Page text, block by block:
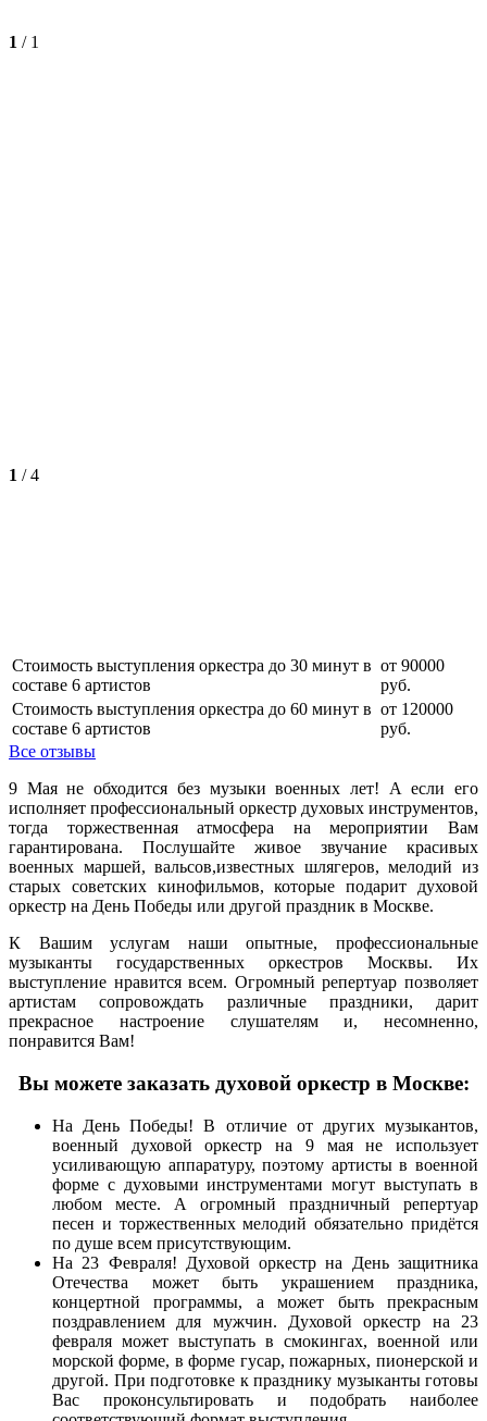
1 / 1
1 /4
Стоимость выступления оркестра до 30 минут в
составе 6 артистов
от 90000
руб.
Стоимость выступления оркестра до 60 минут в
составе 6 артистов
от 120000
руб.
Все отзывы
9 Мая не обходится без музыки военных лет! А если его
исполняет профессиональный оркестр духовых инструментов,
тогда торжественная атмосфера на мероприятии Вам
гарантирована. Послушайте живое звучание красивых
военных маршей, вальсов,известных шлягеров, мелодий из
старых советских кинофильмов, которые подарит духовой
оркестр на День Победы или другой праздник в Москве.
К Вашим услугам наши опытные, профессиональные
музыканты государственных оркестров Москвы. Их
выступление нравится всем. Огромный репертуар позволяет
артистам сопровождать различные праздники, дарит
прекрасное настроение слушателям и, несомненно,
понравится Вам!
Вы можете заказать духовой оркестр в Москве:
На День Победы! В отличие от других музыкантов,
военный духовой оркестр на 9 мая не использует
усиливающую аппаратуру, поэтому артисты в военной
форме с духовыми инструментами могут выступать в
любом месте. А огромный праздничный репертуар
песен и торжественных мелодий обязательно придётся
по душе всем присутствующим.
На 23 Февраля! Духовой оркестр на День защитника
Отечества может быть украшением праздника,
концертной программы, а может быть прекрасным
поздравлением для мужчин. Духовой оркестр на 23
февраля может выступать в смокингах, военной или
морской форме, в форме гусар, пожарных, пионерской и
другой. При подготовке к празднику музыканты готовы
Вас проконсультировать и подобрать наиболее